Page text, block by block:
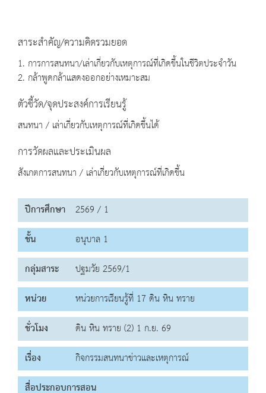
สาระสำคัญ/ความคิดรวมยอด
1. การการสนทนา/เล่าเกี่ยวกับเหตุการณ์ที่เกิดขึ้นในชีวิตประจำวัน
2. กล้าพูดกล้าแสดงออกอย่างเหมาะสม
ตัวชี้วัด/จุดประสงค์การเรียนรู้
สนทนา / เล่าเกี่ยวกับเหตุการณ์ที่เกิดขึ้นได้
การวัดผลและประเมินผล
สังเกตการสนทนา / เล่าเกี่ยวกับเหตุการณ์ที่เกิดขึ้น
ปีการศึกษา 2569 / 1
ชั้น
อนุบาล 1
กลุ่มสาระ
ปฐมวัย 2569/1
หน่วย
หน่วยการเรียนรู้ที่ 17 ดิน หิน ทราย
ชั่วโมง
ดิน หิน ทราย (2) 1 ก.ย. 69
เรื่อง
กิจกรรมสนทนาข่าวและเหตุการณ์
สื่อประกอบการสอน